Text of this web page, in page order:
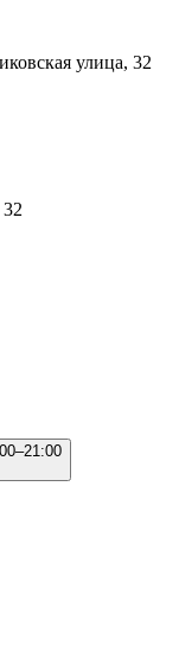
улица, 32